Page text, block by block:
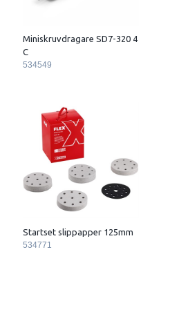
Miniskruvdragare SD7-320 4
C
534549
Startset slippapper 125mm
534771